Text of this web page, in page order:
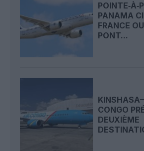
PANAMA
FRANCE
PONT...
CONGO
DEUXIÈME